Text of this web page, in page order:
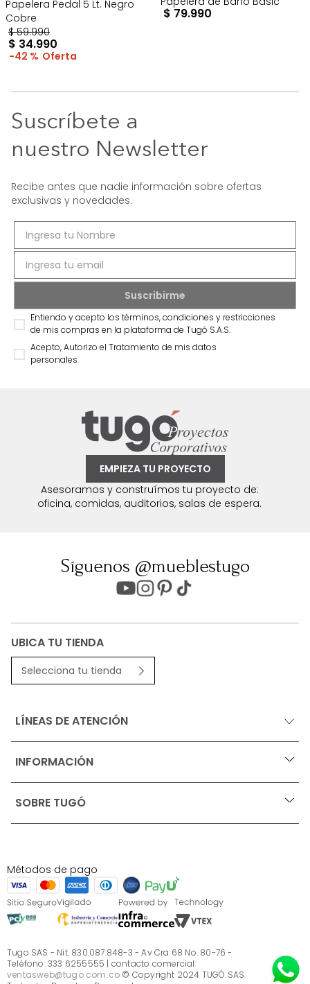
Papelera Pedal 5 Lt. Negro
Cobre
$ 59.990
$ 34.990
42 %
$ 79.990
Suscríbete a
nuestro Newsletter
Recibe antes que nadie información sobre ofertas
exclusivas y novedades.
Entiendo y acepto los términos, condiciones y restricciones
de mis compras en la plataforma de Tugó S.A.S.
Acepto, Autorizo el Tratamiento de mis datos
personales.
EMPIEZA TU PROYECTO
Asesoramos y construímos tu proyecto de:
oficina, comidas, auditorios, salas de espera.
Síguenos @mueblestugo
UBICA TU TIENDA
Selecciona tu tienda
LÍNEAS DE ATENCIÓN
INFORMACIÓN +
Ofertas vigentes
Términos, condiciones y restricciones para productos
S.A.S
Términos, condiciones y restricciones Tugó S.A.S
Instructivo cuidado de muebles
Sé parte de Tugó
¿Quiénes somos?
Servicio al cliente
SOBRE TUGÓ +
¿Quieres vender en Tugó?
Métodos de pago
Tugo SAS - Nit. 830.087.848-3 - Av Cra 68 No. 80-76 -
Teléfono: 333 6255555 | contacto comercial:
ventasweb@tugo.com.co © Copyright 2024 TUGÓ SAS.